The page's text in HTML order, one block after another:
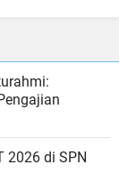
2026 di SPN